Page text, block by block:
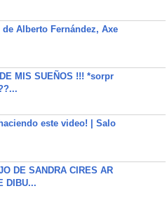
Alberto Fernández, Axe
MIS SUEÑOS !!! *sorpr
este video! | Salo
DE SANDRA CIRES AR
DIBU...